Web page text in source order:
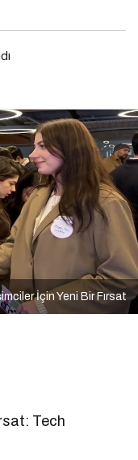
İçin Yeni Bir Fırsat
Tech